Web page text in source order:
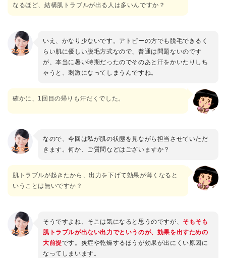
なるほど、結構肌トラブルが出る人は多いんですか？
いえ、かなり少ないです。アトピーの方でも脱毛できるく
らい肌に優しい脱毛方式なので、普通は問題ないのです
が、本当に暑い時期だったのでそのあと汗をかいたりしち
ゃうと、刺激になってしまうんですね。
確かに、1回目の帰りも汗だくでした。
なので、今回は私が肌の状態を見ながら担当させていただ
きます。何か、ご質問などはございますか？
肌トラブルが起きたから、出力を下げて効果が薄くなると
いうことは無いですか？
そうですよね、そこは気になると思うのですが、 そもそも
肌トラブルが出ない出力でというのが、効果を出すための
大前提です。炎症や乾燥するほうが効果が出にくい原因に
なってしまいます。